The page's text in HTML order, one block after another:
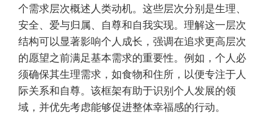
个需求层次概述人类动机。这些层次分别是生理、
安全、爱与归属、自尊和自我实现。理解这一层次
结构可以显著影响个人成长，强调在追求更高层次
的愿望之前满足基本需求的重要性。例如，个人必
须确保其生理需求，如食物和住所，以便专注于人
际关系和自尊。该框架有助于识别个人发展的领
域，并优先考虑能够促进整体幸福感的行动。